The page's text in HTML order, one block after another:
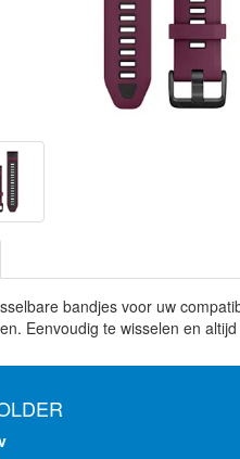
bandjes voor uw
Eenvoudig te wisselen en